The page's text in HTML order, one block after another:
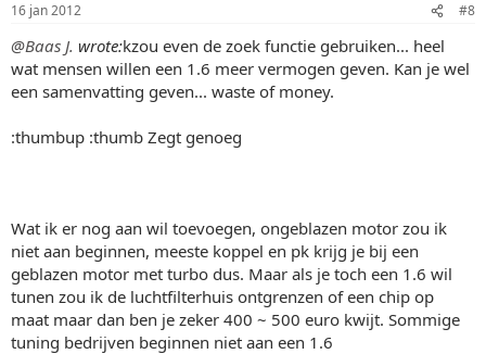
16 jan 2012 #8
@Baas J. wrote:kzou even de zoek functie gebruiken... heel
wat mensen willen een 1.6 meer vermogen geven. Kan je wel
een samenvatting geven... waste of money.
:thumbup :thumb Zegt genoeg
Wat ik er nog aan wil toevoegen, ongeblazen motor zou ik
niet aan beginnen, meeste koppel en pk krijg je bij een
geblazen motor met turbo dus. Maar als je toch een 1.6 wil
tunen zou ik de luchtfilterhuis ontgrenzen of een chip op
maat maar dan ben je zeker 400 ~ 500 euro kwijt. Sommige
tuning bedrijven beginnen niet aan een 1.6